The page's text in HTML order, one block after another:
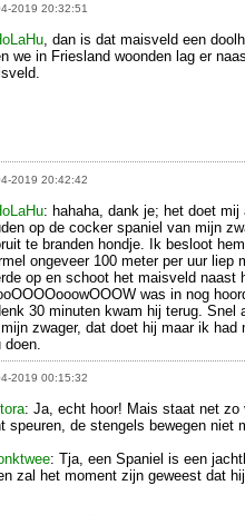
2019 20:32:51
, dan is dat maisveld een
we in Friesland woonden lag er
2019 20:42:42
: hahaha, dank je; het doet
op de cocker spaniel van mijn
te branden hondje. Ik besloot
ongeveer 100 meter per uur liep
op en schoot het maisveld naast
was in nog
30 minuten kwam hij terug. Snel
zwager, dat doet hij maar ik
doen.
2019 00:15:32
: Ja, echt hoor! Mais staat net zo
speuren, de stengels bewegen niet
: Tja, een Spaniel is een
zal het moment zijn geweest dat